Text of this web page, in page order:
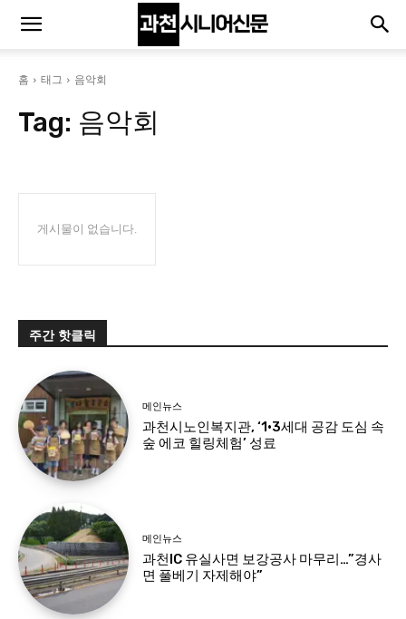
홈 태그 음악회
Tag: 음악회
게시물이 없습니다.
주간 핫클릭
메인뉴스
과천시노인복지관, ‘1·3세대 공감 도심 속
숲 에코 힐링체험’ 성료
메인뉴스
과천IC 유실사면 보강공사 마무리…”경사
면 풀베기 자제해야”